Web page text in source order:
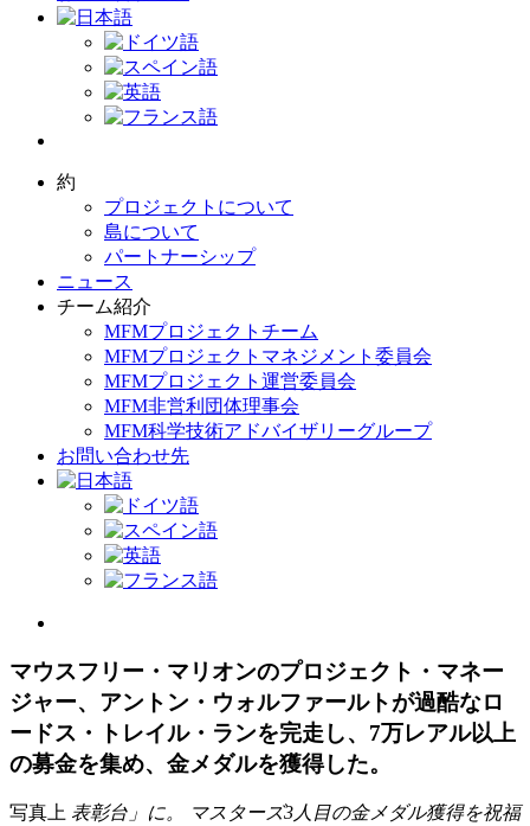
約
プロジェクトについて
島について
パートナーシップ
ニュース
チーム紹介
MFMプロジェクトチーム
MFMプロジェクトマネジメント委員会
MFMプロジェクト運営委員会
MFM非営利団体理事会
MFM科学技術アドバイザリーグループ
お問い合わせ先
Image
マウスフリー・マリオンのプロジェクト・マネー
ジャー、アントン・ウォルファールトが過酷なロ
ードス・トレイル・ランを完走し、7万レアル以上
の募金を集め、金メダルを獲得した。
写真上 表彰台」に。 マスターズ3人目の金メダル獲得を祝福